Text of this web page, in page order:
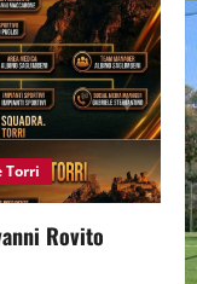
Torri
Rovito